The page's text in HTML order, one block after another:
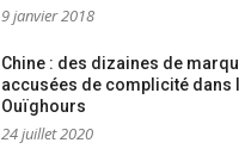
9 janvier 2018
Chine : des dizaines de
accusées de complicité dans
Ouïghours
24 juillet 2020